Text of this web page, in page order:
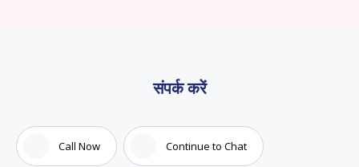
संपर्क करें
Call Now Continue to Chat